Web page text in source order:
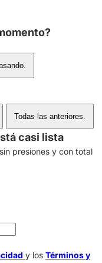
Todas las anteriores.
casi lista
presiones y con total
y los Términos y